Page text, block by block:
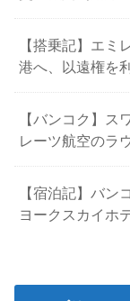
【搭乗記】エミ
港へ、以遠権を
【バンコク】ス
レーツ航空のラ
【宿泊記】バン
ヨークスカイホ